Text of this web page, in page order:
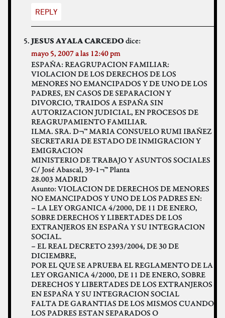
REPLY
JESUS AYALA CARCEDOdice:
mayo 5, 2007 a las 12:40 pm
ESPAÑA: REAGRUPACION FAMILIAR:
VIOLACION DE LOS DERECHOS DE LOS
MENORES NO EMANCIPADOS Y DE UNO DE LOS
PADRES, EN CASOS DE SEPARACION Y
DIVORCIO, TRAIDOS A ESPAÑA SIN
AUTORIZACION JUDICIAL, EN PROCESOS DE
REAGRUPAMIENTO FAMILIAR.
ILMA. SRA. D¬™ MARIA CONSUELO RUMI IBAÑEZ
SECRETARIA DE ESTADO DE INMIGRACION Y
EMIGRACION
MINISTERIO DE TRABAJO Y ASUNTOS SOCIALES
C/ José Abascal, 39-1¬™ Planta
28.003 MADRID
Asunto: VIOLACION DE DERECHOS DE MENORES
NO EMANCIPADOS Y UNO DE LOS PADRES EN:
– LA LEY ORGANICA 4/2000, DE 11 DE ENERO,
SOBRE DERECHOS Y LIBERTADES DE LOS
EXTRANJEROS EN ESPAÑA Y SU INTEGRACION
SOCIAL.
– EL REAL DECRETO 2393/2004, DE 30 DE
DICIEMBRE,
POR EL QUE SE APRUEBA EL REGLAMENTO DE LA
LEY ORGANICA 4/2000, DE 11 DE ENERO, SOBRE
DERECHOS Y LIBERTADES DE LOS EXTRANJEROS
EN ESPAÑA Y SU INTEGRACION SOCIAL
FALTA DE GARANTIAS DE LOS MISMOS CUANDO
LOS PADRES ESTAN SEPARADOS O